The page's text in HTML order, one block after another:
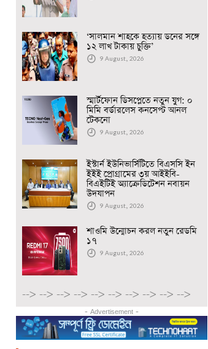
‘সালমান শাহকে হত্যায় ডনের সঙ্গে
১২ লাখ টাকায় চুক্তি’
9 August, 2026
স্মার্টফোন ডিসপ্লেতে নতুন যুগ: ০
মিমি বর্ডারলেস কনসেপ্ট আনল
টেকনো
9 August, 2026
ইস্টার্ন ইউনিভার্সিটিতে বিএসসি ইন
ইইই প্রোগ্রামের ৩য় আইইবি-
বিএইটিই অ্যাক্রেডিটেশন নবায়ন
উদযাপন
9 August, 2026
শাওমি উন্মোচন করল নতুন রেডমি
১৭
9 August, 2026
--> --> --> --> --> --> --> --> --> -->
- Advertisement -